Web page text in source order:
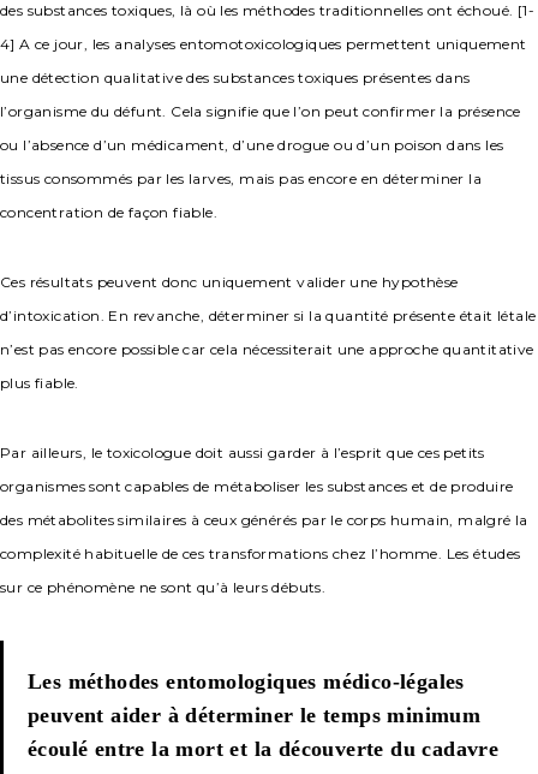
des substances toxiques, là où les méthodes traditionnelles ont échoué. [1-
4] A ce jour, les analyses entomotoxicologiques permettent uniquement
une détection qualitative des substances toxiques présentes dans
l’organisme du défunt. Cela signifie que l’on peut confirmer la présence
ou l’absence d’un médicament, d’une drogue ou d’un poison dans les
tissus consommés par les larves, mais pas encore en déterminer la
concentration de façon fiable.
Ces résultats peuvent donc uniquement valider une hypothèse
d’intoxication. En revanche, déterminer si la quantité présente était létale
n’est pas encore possible car cela nécessiterait une approche quantitative
plus fiable.
Par ailleurs, le toxicologue doit aussi garder à l’esprit que ces petits
organismes sont capables de métaboliser les substances et de produire
des métabolites similaires à ceux générés par le corps humain, malgré la
complexité habituelle de ces transformations chez l’homme. Les études
sur ce phénomène ne sont qu’à leurs débuts.
Les méthodes entomologiques médico-légales
peuvent aider à déterminer le temps minimum
écoulé entre la mort et la découverte du cadavre